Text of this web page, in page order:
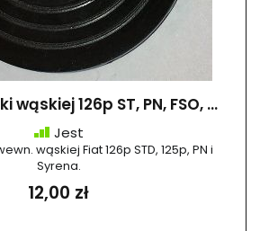
wąskiej 126p ST, PN, FSO, ...
Jest
wąskiej Fiat 126p STD, 125p, PN i
Syrena.
12,00 zł